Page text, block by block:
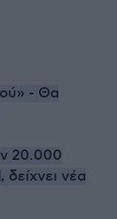
- Θα
20.000
νέα